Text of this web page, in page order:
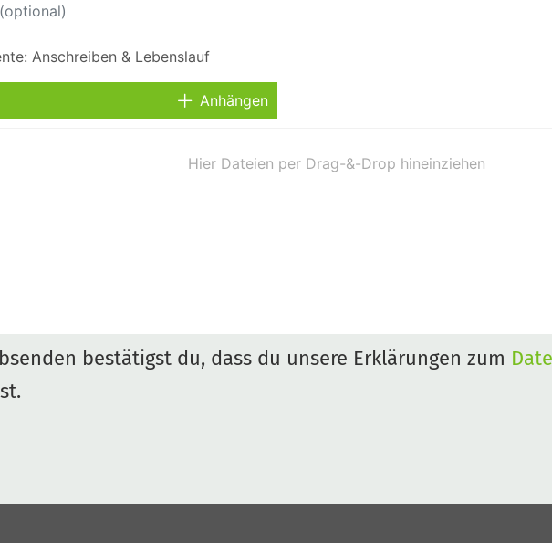
Anhängen
bestätigst du, dass du unsere Erklärungen zum